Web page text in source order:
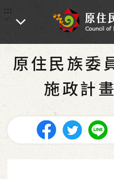
:::
:::
原住民族委
施政計